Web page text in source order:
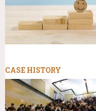
CASE HISTORY